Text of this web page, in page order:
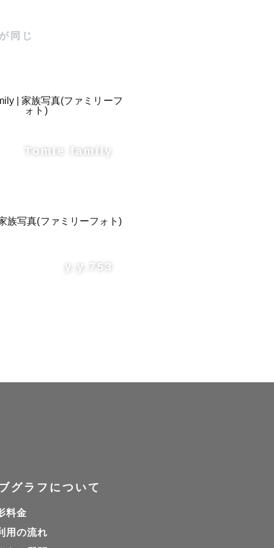
同じ
Tomie family
y.y.753
グラフについて
料金
用の流れ